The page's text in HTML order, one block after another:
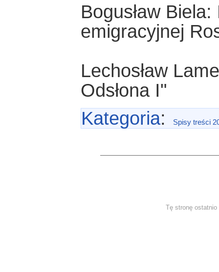
Bogusław
emigracyjnej
Lechosław
Odsłona I"
Kategoria: Spisy treści
Tę stronę